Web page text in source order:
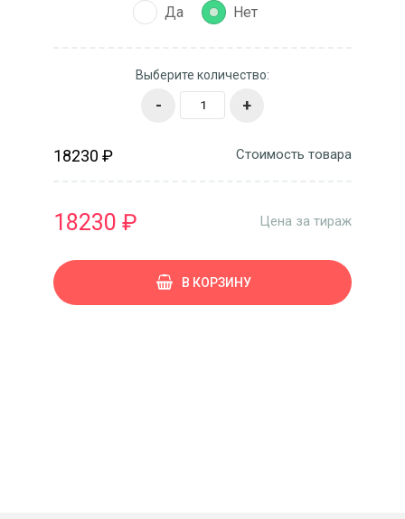
Да Нет
Выберите количество:
- +
18230 ₽ Стоимость товара
18230 ₽ Цена за тираж
В КОРЗИНУ